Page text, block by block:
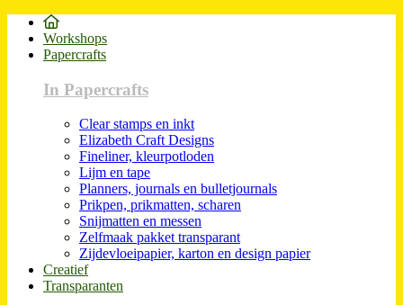
Workshops
Papercrafts
In Papercrafts
Clear stamps en inkt
Elizabeth Craft Designs
Fineliner, kleurpotloden
Lijm en tape
Planners, journals en bulletjournals
Prikpen, prikmatten, scharen
Snijmatten en messen
Zelfmaak pakket transparant
Zijdevloeipapier, karton en design papier
Creatief
Transparanten